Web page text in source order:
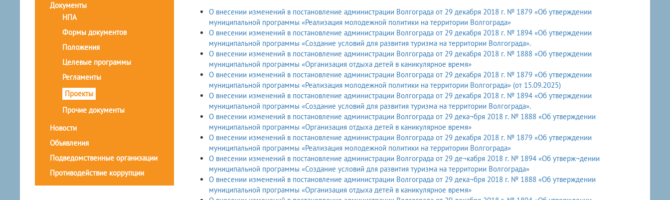
Документы
НПА
Формы документов
Положения
Целевые программы
Регламенты
Проекты
Прочие документы
Новости
Объявления
Подведомственные организации
Противодействие коррупции
О внесении изменений в постановление администрации Волгограда от 29 декабря 2018 г. № 1879 «Об утверждении
муниципальной программы «Реализация молодежной политики на территории Волгограда»
О внесении изменений в постановление администрации Волгограда от 29 декабря 2018 г. № 1894 «Об утверждении
муниципальной программы «Создание условий для развития туризма на территории Волгограда».
О внесении изменений в постановление администрации Волгограда от 29 декабря 2018 г. № 1888 «Об утверждении
муниципальной программы «Организация отдыха детей в каникулярное время»
О внесении изменений в постановление администрации Волгограда от 29 декабря 2018 г. № 1879 «Об утверждении
муниципальной программы «Реализация молодежной политики на территории Волгограда» (от 15.09.2025)
О внесении изменений в постановление администрации Волгограда от 29 декабря 2018 г. № 1894 «Об утверждении
муниципальной программы «Создание условий для развития туризма на территории Волгограда».
О внесении изменений в постановление администрации Волгограда от 29 дека¬бря 2018 г. № 1888 «Об утверждении
муниципальной программы «Организация отдыха детей в каникулярное время»
О внесении изменений в постановление администрации Волгограда от 29 декабря 2018 г. № 1879 «Об утверждении
муниципальной программы «Реализация молодежной политики на территории Волгограда»
О внесении изменений в постановление администрации Волгограда от 29 де¬кабря 2018 г. № 1894 «Об утверж¬дении
муниципальной программы «Создание условий для развития туризма на территории Волгограда»
О внесении изменений в постановление администрации Волгограда от 29 дека¬бря 2018 г. № 1888 «Об утверждении
муниципальной программы «Организация отдыха детей в каникулярное время»